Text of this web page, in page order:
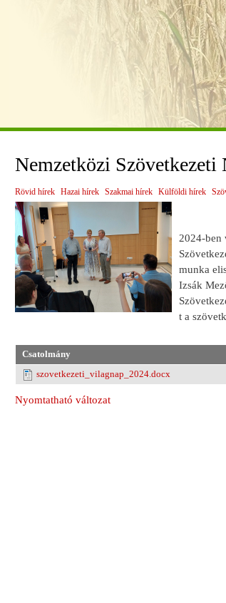
Nemzetközi Szövetkezeti
Rövid hírek Hazai hírek Szakmai hírek Külföldi hírek
2024-ben
munka
Izsák
t a
Csatolmány
szovetkezeti_vilagnap_2024.docx
Nyomtatható változat